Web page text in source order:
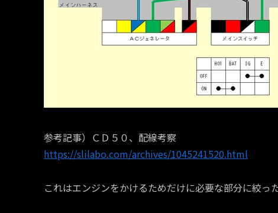
参考記事）ＣＤ５０、配線考察
https://slilabo.com/archives/1045241520.html
これはエンジンをかけるためだけに必要な部分に絞っ